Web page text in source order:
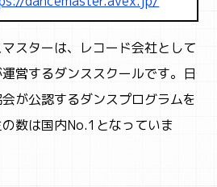
スターは、レコード会社として
営するダンススクールです。日
が公認するダンスプログラムを
数は国内No.1となっていま